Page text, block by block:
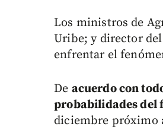
Los ministros de
Uribe; y director
enfrentar el
De acuerdo con
probabilidades del
diciembre próximo